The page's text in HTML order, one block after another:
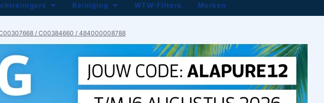
Reiniging WTW-Filters Merken
/ C00384660 / 484000008788